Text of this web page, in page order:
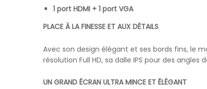
1 port HDMI + 1 port VGA
PLACE À LA FINESSE ET AUX DÉTAILS
Avec son design élégant et ses bords fins, le
résolution Full HD, sa dalle IPS pour des
UN GRAND ÉCRAN ULTRA MINCE ET ÉLÉGANT